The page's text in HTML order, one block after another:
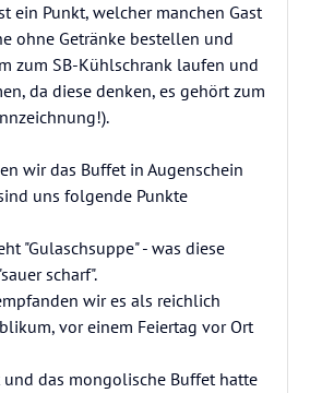
ein Punkt, welcher manchen Gast
ohne Getränke bestellen und
zum SB-Kühlschrank laufen und
da diese denken, es gehört zum
wir das Buffet in Augenschein
uns folgende Punkte
"Gulaschsuppe" - was diese
scharf".
wir es als reichlich
vor einem Feiertag vor Ort
und das mongolische Buffet hatte